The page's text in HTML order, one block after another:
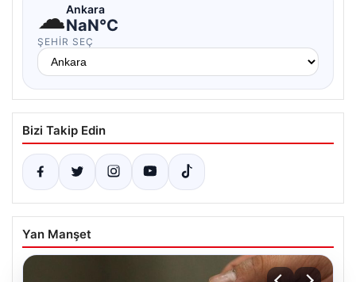
☁Ankara
NaN°C
ŞEHIR SEÇ
Bizi Takip Edin
Yan Manşet